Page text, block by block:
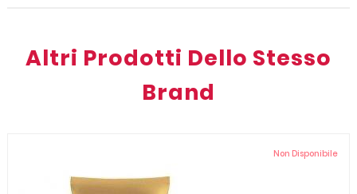
Altri Prodotti Dello Stesso
Brand
Non Disponibile